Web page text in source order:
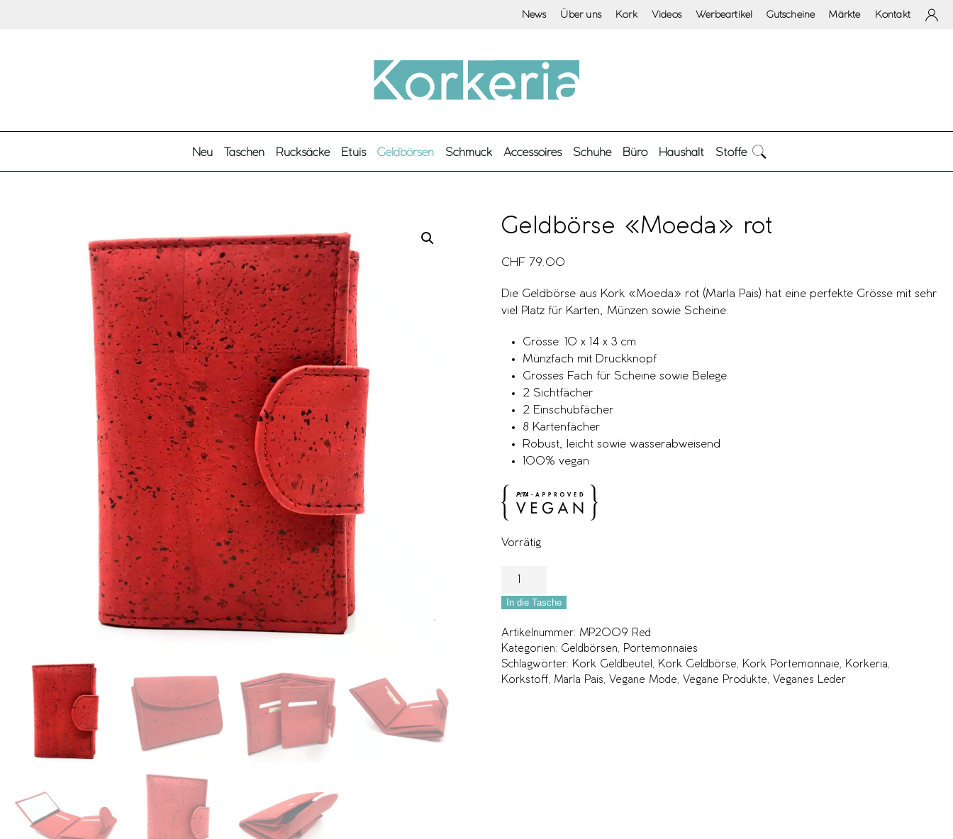
News Über uns Kork Videos Werbeartikel Gutscheine Märkte Kontakt
Neu Taschen Rucksäcke Etuis Geldbörsen Schmuck Accessoires Schuhe Büro Haushalt Stoffe
Geldbörse «Moeda» rot
CHF 79.00
Die Geldbörse aus Kork «Moeda» rot (Marla Pais) hat eine perfekte Grösse mit sehr
viel Platz für Karten, Münzen sowie Scheine.
Grösse: 10 x 14 x 3 cm
Münzfach mit Druckknopf
Grosses Fach für Scheine sowie Belege
2 Sichtfächer
2 Einschubfächer
8 Kartenfächer
Robust, leicht sowie wasserabweisend
100% vegan
Vorrätig
In die Tasche
Artikelnummer: MP2009 Red
Kategorien: Geldbörsen
Portemonnaies
Schlagwörter: Kork Geldbeutel Kork Geldbörse Kork Portemonnaie Korkeria
Korkstoff
Marla Pais Vegane Mode Vegane Produkte Veganes Leder